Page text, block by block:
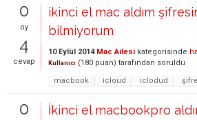
0
oy
4
cevap
ikinci el mac aldım
bilmiyorum
10 Eylül 2014 Mac Ailesi kategorisinde
Kullanıcı (180 puan) tarafından soruldu
macbook
icloud iclodud şifre
0
İkinci el macbookpro